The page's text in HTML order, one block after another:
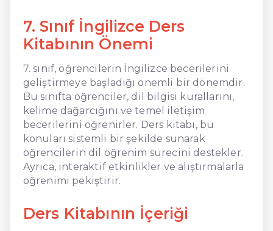
7. Sınıf İngilizce Ders
Kitabının Önemi
7. sınıf, öğrencilerin İngilizce becerilerini
geliştirmeye başladığı önemli bir dönemdir.
Bu sınıfta öğrenciler, dil bilgisi kurallarını,
kelime dağarcığını ve temel iletişim
becerilerini öğrenirler. Ders kitabı, bu
konuları sistemli bir şekilde sunarak
öğrencilerin dil öğrenim sürecini destekler.
Ayrıca, interaktif etkinlikler ve alıştırmalarla
öğrenimi pekiştirir.
Ders Kitabının İçeriği